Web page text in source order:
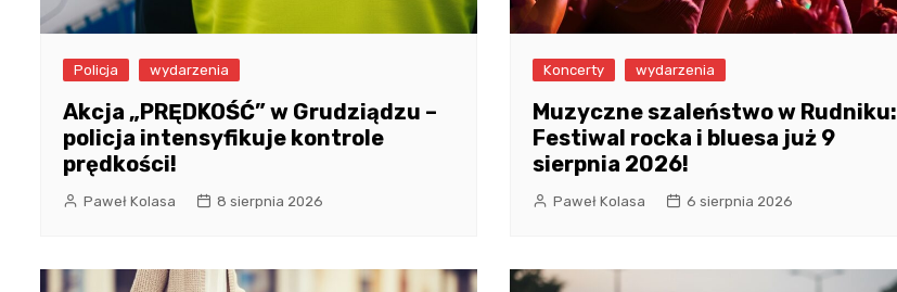
Policja wydarzenia
Akcja „PRĘDKOŚĆ” w Grudziądzu –
policja intensyfikuje kontrole
prędkości!
Paweł Kolasa 8 sierpnia 2026
Koncerty wydarzenia
Muzyczne szaleństwo w Rudniku:
Festiwal rocka i bluesa już 9
sierpnia 2026!
Paweł Kolasa 6 sierpnia 2026